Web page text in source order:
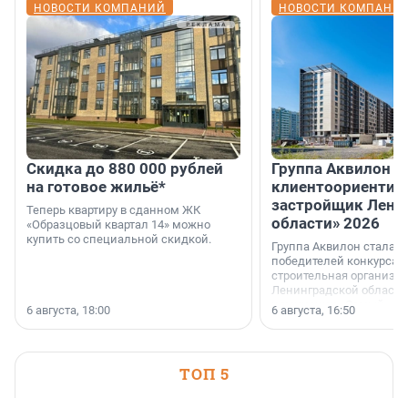
НОВОСТИ КОМПАНИЙ
Скидка до 880 000 рублей
на готовое жильё*
Теперь квартиру в сданном ЖК
«Образцовый квартал 14» можно
купить со специальной скидкой.
6 августа, 18:00
НОВОСТИ
Группа Аквилон
застройщик
области» 2026
Группа Аквилон стала
победителей конкурса
строительная
Ленинградской области
номинации «Самый
застройщик
6 августа, 16:50
ТОП 5